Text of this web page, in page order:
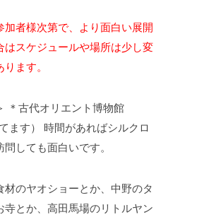
加者様次第で、より面白い展開
はスケジュールや場所は少し変
ます。
＊古代オリエント博物館
ます）
時間があればシルクロ
しても面白いです。
材のヤオショーとか、中野のタ
寺とか、高田馬場のリトルヤン